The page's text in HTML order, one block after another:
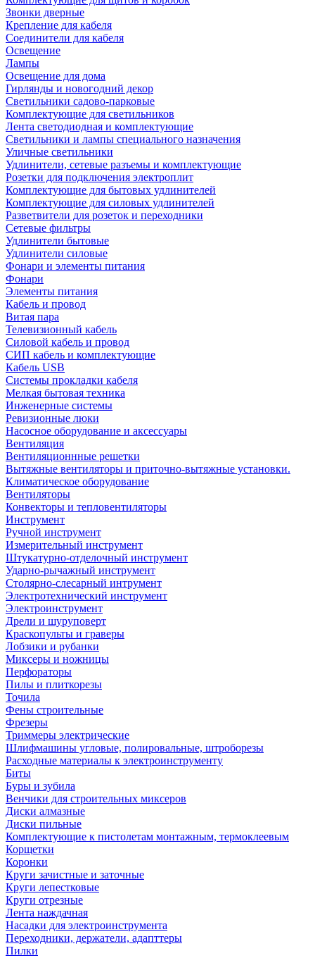
Звонки дверные
Крепление для кабеля
Соединители для кабеля
Освещение
Лампы
Освещение для дома
Гирлянды и новогодний декор
Светильники садово-парковые
Комплектующие для светильников
Лента светодиодная и комплектующие
Светильники и лампы специального назначения
Уличные светильники
Удлинители, сетевые разъемы и комплектующие
Розетки для подключения электроплит
Комплектующие для бытовых удлинителей
Комплектующие для силовых удлинителей
Разветвители для розеток и переходники
Сетевые фильтры
Удлинители бытовые
Удлинители силовые
Фонари и элементы питания
Фонари
Элементы питания
Кабель и провод
Витая пара
Телевизионный кабель
Силовой кабель и провод
СИП кабель и комплектующие
Кабель USB
Системы прокладки кабеля
Мелкая бытовая техника
Инженерные системы
Ревизионные люки
Насосное оборудование и аксессуары
Вентиляция
Вентиляционнные решетки
Вытяжные вентиляторы и приточно-вытяжные установки.
Климатическое оборудование
Вентиляторы
Конвекторы и тепловентиляторы
Инструмент
Ручной инструмент
Измерительный инструмент
Штукатурно-отделочный инструмент
Ударно-рычажный инструмент
Столярно-слесарный интрумент
Электротехнический инструмент
Электроинструмент
Дрели и шуруповерт
Краскопульты и граверы
Лобзики и рубанки
Миксеры и ножницы
Перфораторы
Пилы и плиткорезы
Точила
Фены строительные
Фрезеры
Триммеры электрические
Шлифмашины угловые, полировальные, штроборезы
Расходные материалы к электроинструменту
Биты
Буры и зубила
Венчики для строительных миксеров
Диски алмазные
Диски пильные
Комплектующие к пистолетам монтажным, термоклеевым
Корщетки
Коронки
Круги зачистные и заточные
Круги лепестковые
Круги отрезные
Лента наждачная
Насадки для электроинструмента
Переходники, держатели, адапттеры
Пилки